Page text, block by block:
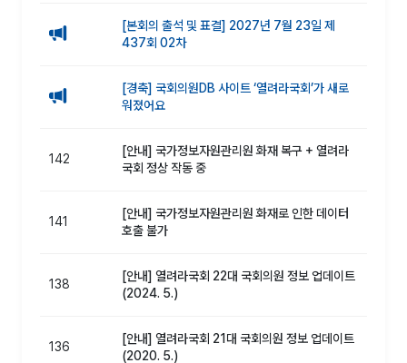
[본회의 출석 및 표결] 2027년 7월 23일 제
437회 02차
[경축] 국회의원DB 사이트 ‘열려라국회’가 새로
워졌어요
142
[안내] 국가정보자원관리원 화재 복구 + 열려라
국회 정상 작동 중
141
[안내] 국가정보자원관리원 화재로 인한 데이터
호출 불가
138
[안내] 열려라국회 22대 국회의원 정보 업데이트
(2024. 5.)
136
[안내] 열려라국회 21대 국회의원 정보 업데이트
(2020. 5.)